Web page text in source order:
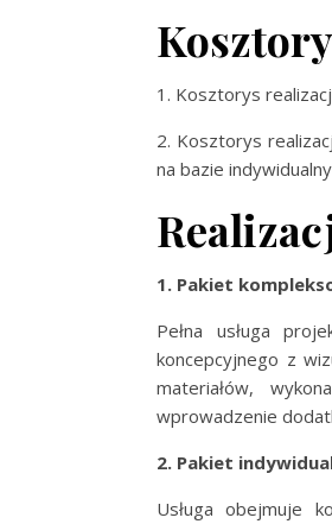
1. Kosztorys
2. Kosztorys
na bazie
1. Pakiet
Pełna usługa
koncepcyjnego z
materiałów,
wprowadzenie
2. Pakiet
Usługa obejmuje